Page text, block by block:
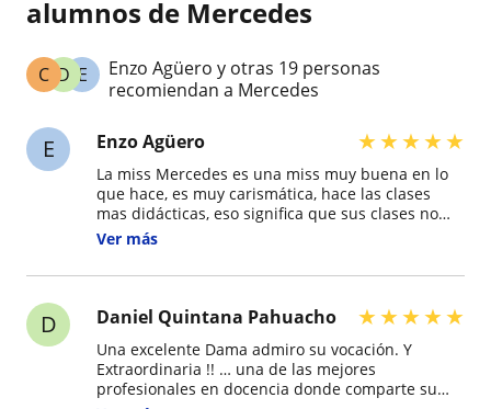
alumnos de Mercedes
E
D
C
Enzo Agüero y otras 19 personas
recomiendan a Mercedes
E Enzo Agüero ★★★★★
La miss Mercedes es una miss muy buena en lo
que hace, es muy carismática, hace las clases
mas didácticas, eso significa que sus clases no
son solo de habla. También es como una amiga,
fascina su metodología de enseña, simplemente
Ver más
D Daniel Quintana Pahuacho ★★★★★
Una excelente Dama admiro su vocación. Y
Extraordinaria !! … una de las mejores
profesionales en docencia donde comparte su